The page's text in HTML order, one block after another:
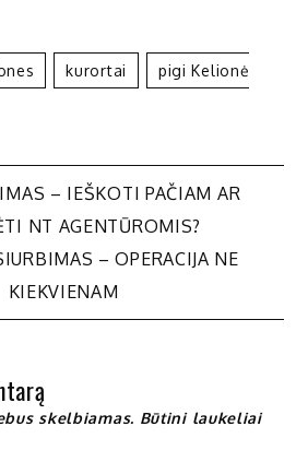
Kurortai
Pigi Kelionė
– IEŠKOTI PAČIAM AR
NT AGENTŪROMIS?
– OPERACIJA NE
KIEKVIENAM
skelbiamas. Būtini laukeliai